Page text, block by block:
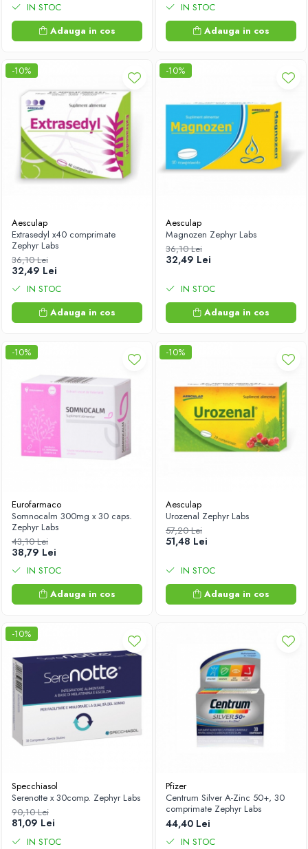
IN STOC
Adauga in cos
IN STOC
Adauga in cos
-10%
Aesculap
Extrasedyl x40 comprimate
Zephyr Labs
36,10 Lei
32,49 Lei
IN STOC
Adauga in cos
-10%
Aesculap
Magnozen Zephyr Labs
36,10 Lei
32,49 Lei
IN STOC
Adauga in cos
-10%
Eurofarmaco
Somnocalm 300mg x 30 caps.
Zephyr Labs
43,10 Lei
38,79 Lei
IN STOC
Adauga in cos
-10%
Aesculap
Urozenal Zephyr Labs
57,20 Lei
51,48 Lei
IN STOC
Adauga in cos
-10%
Specchiasol
Serenotte x 30comp. Zephyr Labs
90,10 Lei
81,09 Lei
IN STOC
Pfizer
Centrum Silver A-Zinc 50+, 30
comprimate Zephyr Labs
44,40 Lei
IN STOC